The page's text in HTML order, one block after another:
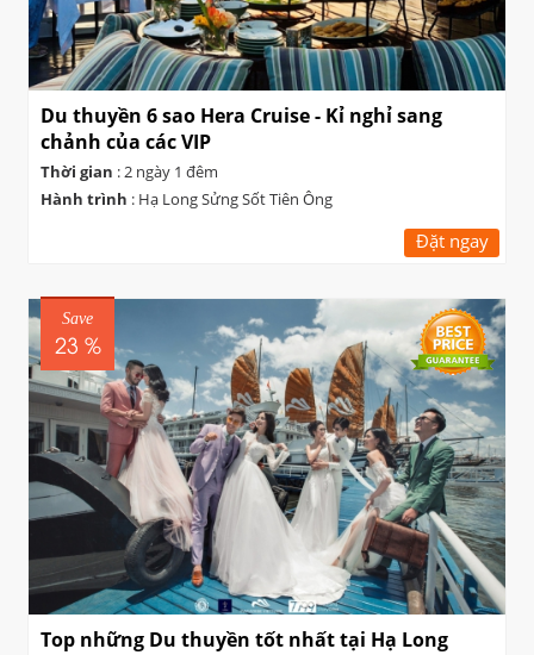
Du thuyền 6 sao Hera Cruise - Kỉ nghỉ sang
chảnh của các VIP
Thời gian : 2 ngày 1 đêm
Hành trình : Hạ Long Sửng Sốt Tiên Ông
Đặt ngay
Save
23 %
Top những Du thuyền tốt nhất tại Hạ Long